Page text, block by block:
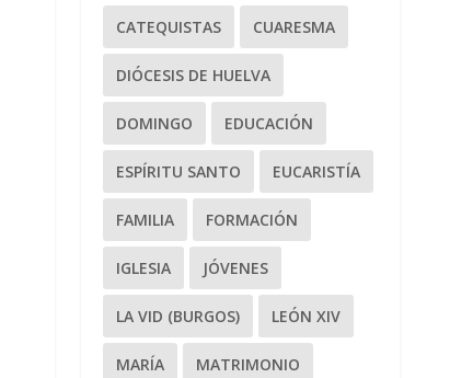
CATEQUISTAS CUARESMA
DIÓCESIS DE HUELVA
DOMINGO EDUCACIÓN
ESPÍRITU SANTO EUCARISTÍA
FAMILIA FORMACIÓN
IGLESIA JÓVENES
LA VID (BURGOS) LEÓN XIV
MARÍA MATRIMONIO